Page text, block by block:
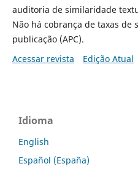
auditoria de similaridade
Não há cobrança de taxas de
publicação (APC).
Acessar revista
Edição Atual
Idioma
English
Español (España)